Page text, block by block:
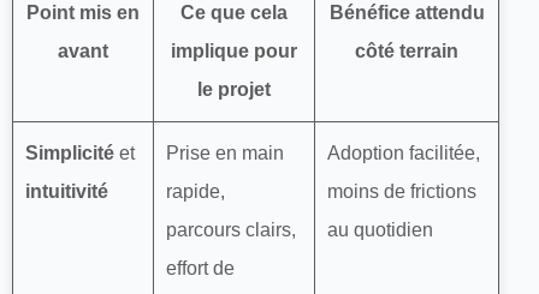
Point mis en
avant
Ce que cela
implique pour
le projet
Bénéfice attendu
côté terrain
Simplicité et
intuitivité
Prise en main
rapide,
parcours clairs,
effort de
Adoption facilitée,
moins de frictions
au quotidien